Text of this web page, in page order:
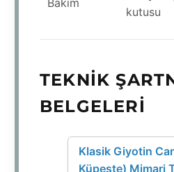
kutusu
TEKNIK
BELGELERI
Klasik Giyotin
Küpeşte) Mimari